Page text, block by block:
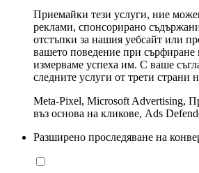
Приемайки тези услуги, ние
реклами, спонсорирано
отстъпки за нашия уебсайт или
вашето поведение при сърфиране
измерваме успеха им. С ваше
следните услуги от трети страни
Meta-Pixel, Microsoft Advertising,
въз основа на кликове, Ads
Разширено проследяване на